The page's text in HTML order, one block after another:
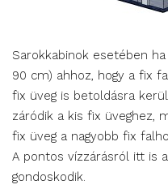
Sarokkabinok esetében
90 cm) ahhoz, hogy a fix
fix üveg is betoldásra
záródik a kis fix üveghez,
fix üveg a nagyobb fix
A pontos vízzárásról itt is
gondoskodik.